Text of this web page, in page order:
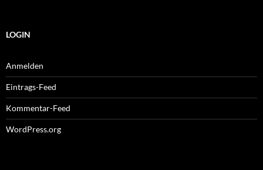
LOGIN
Anmelden
Eintrags-Feed
Kommentar-Feed
WordPress.org